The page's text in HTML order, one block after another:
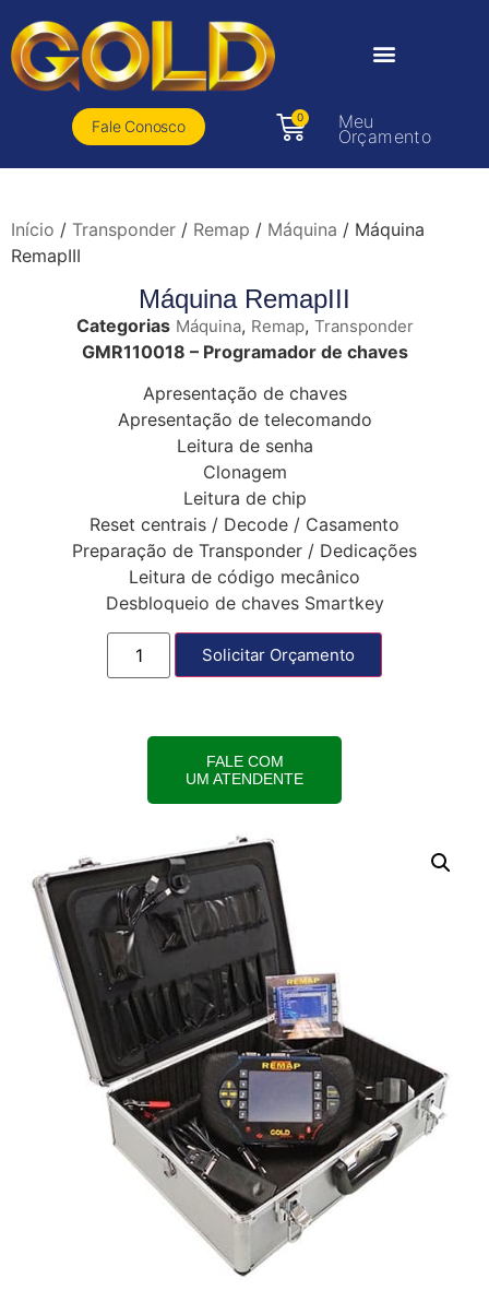
Fale Conosco
0 Meu
Orçamento
Início / Transponder / Remap / Máquina / Máquina
RemapIII
Máquina RemapIII
Categorias Máquina, Remap, Transponder
GMR110018 – Programador de chaves
Apresentação de chaves
Apresentação de telecomando
Leitura de senha
Clonagem
Leitura de chip
Reset centrais / Decode / Casamento
Preparação de Transponder / Dedicações
Leitura de código mecânico
Desbloqueio de chaves Smartkey
Solicitar Orçamento
FALE COM
UM ATENDENTE